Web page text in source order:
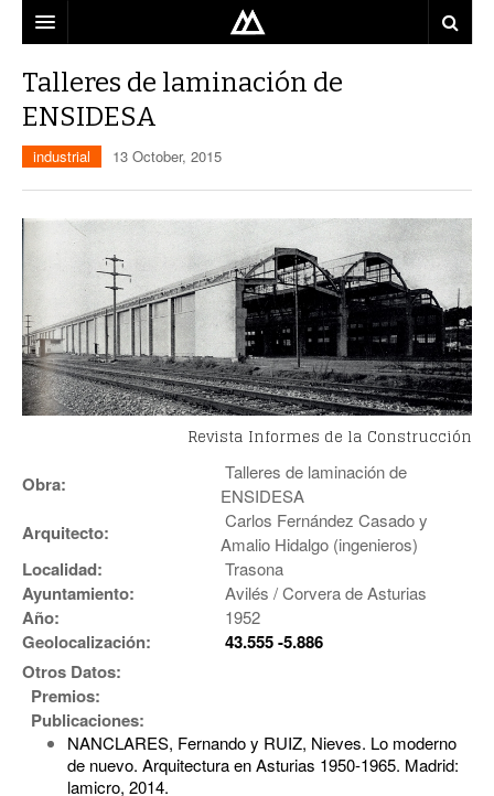
LOCALIZACIÓN
MAPA
EQUIPO
BLOG
CONTACTO
Talleres de laminación de
ENSIDESA
industrial 13 October, 2015
Revista Informes de la Construcción
Obra:
Talleres de laminación de
ENSIDESA
Arquitecto:
Carlos Fernández Casado y
Amalio Hidalgo (ingenieros)
Localidad: Trasona
Ayuntamiento: Avilés / Corvera de Asturias
Año: 1952
Geolocalización:
43.555 -5.886
Otros Datos:
Premios:
Publicaciones:
NANCLARES, Fernando y RUIZ, Nieves. Lo moderno
de nuevo. Arquitectura en Asturias 1950-1965. Madrid:
lamicro, 2014.